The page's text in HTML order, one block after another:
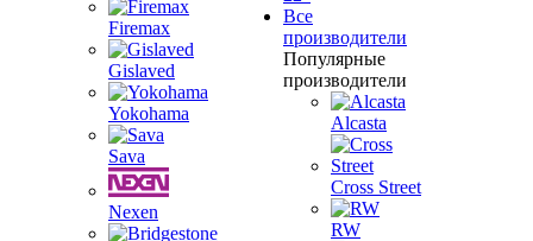
Firemax
Gislaved
Yokohama
Sava
Nexen
Все
производители
Популярные
производители
Alcasta
Cross Street
RW